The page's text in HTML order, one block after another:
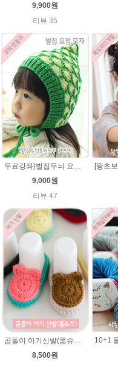
9,900원
리뷰 35
9,000원
리뷰 47
곰돌이 아기신발(룸슈즈)★45울라인 뜨개실 코바늘뜨기 태교뜨개질 손뜨개
8,500원